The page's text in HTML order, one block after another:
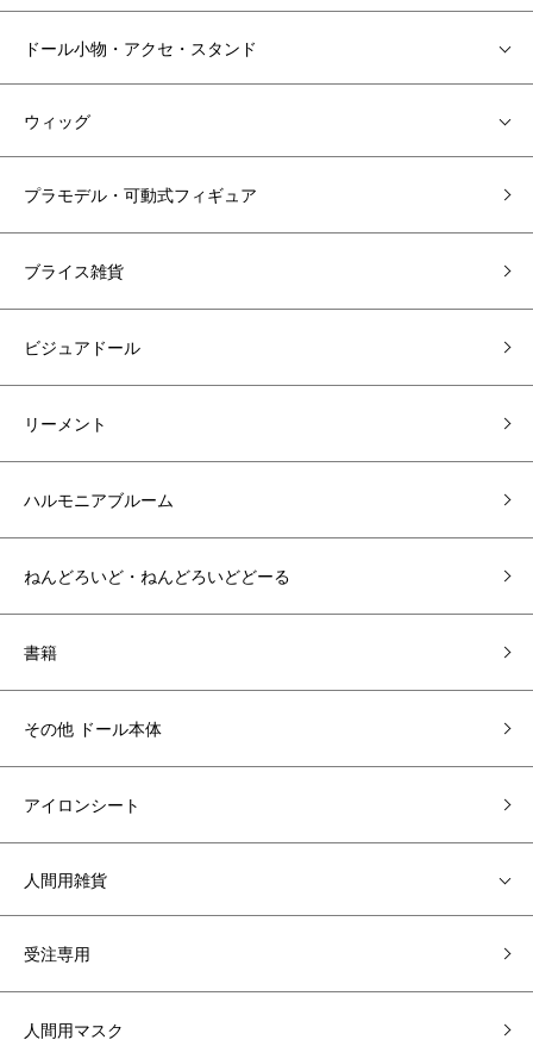
ドール小物・アクセ・スタンド
ウィッグ
プラモデル・可動式フィギュア
ブライス雑貨
ビジュアドール
リーメント
ハルモニアブルーム
ねんどろいど・ねんどろいどどーる
書籍
その他 ドール本体
アイロンシート
人間用雑貨
受注専用
人間用マスク